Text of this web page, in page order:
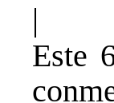
|
Este